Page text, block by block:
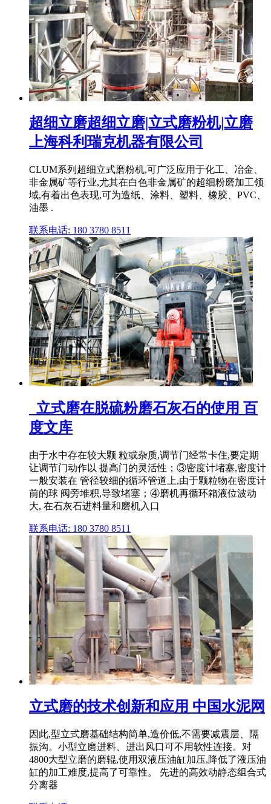
超细立磨超细立磨|立式磨粉机|立磨
上海科利瑞克机器有限公司
CLUM系列超细立式磨粉机,可广泛应用于化工、冶金、
非金属矿等行业,尤其在白色非金属矿的超细粉磨加工领
域,有着出色表现,可为造纸、涂料、塑料、橡胶、PVC、
油墨 .
联系电话: 180 3780 8511
_立式磨在脱硫粉磨石灰石的使用 百
度文库
由于水中存在较大颗 粒或杂质,调节门经常卡住,要定期
让调节门动作以 提高门的灵活性；③密度计堵塞,密度计
一般安装在 管径较细的循环管道上,由于颗粒物在密度计
前的球 阀旁堆积,导致堵塞；④磨机再循环箱液位波动
大, 在石灰石进料量和磨机入口
联系电话: 180 3780 8511
立式磨的技术创新和应用 中国水泥网
因此,型立式磨基础结构简单,造价低,不需要减震层、隔
振沟。小型立磨进料、进出风口可不用软性连接。对
4800大型立磨的磨辊,使用双液压油缸加压,降低了液压油
缸的加工难度,提高了可靠性。 先进的高效动静态组合式
分离器